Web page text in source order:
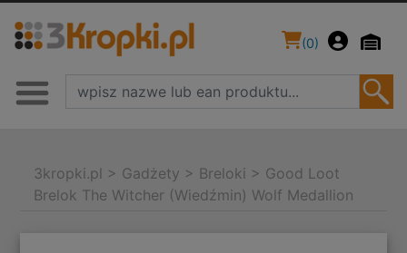
(0)
3kropki.pl > Gadżety > Breloki > Good Loot
Brelok The Witcher (Wiedźmin) Wolf Medallion